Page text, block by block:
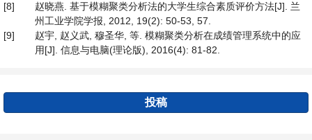
[8]
赵晓燕. 基于模糊聚类分析法的大学生综合素质评价方法[J]. 兰
州工业学院学报, 2012, 19(2): 50-53, 57.
[9]
赵宇, 赵义武, 穆圣华, 等. 模糊聚类分析在成绩管理系统中的应
用[J]. 信息与电脑(理论版), 2016(4): 81-82.
投稿